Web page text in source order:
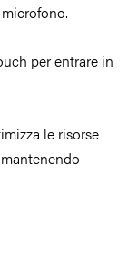
per entrare in
le risorse